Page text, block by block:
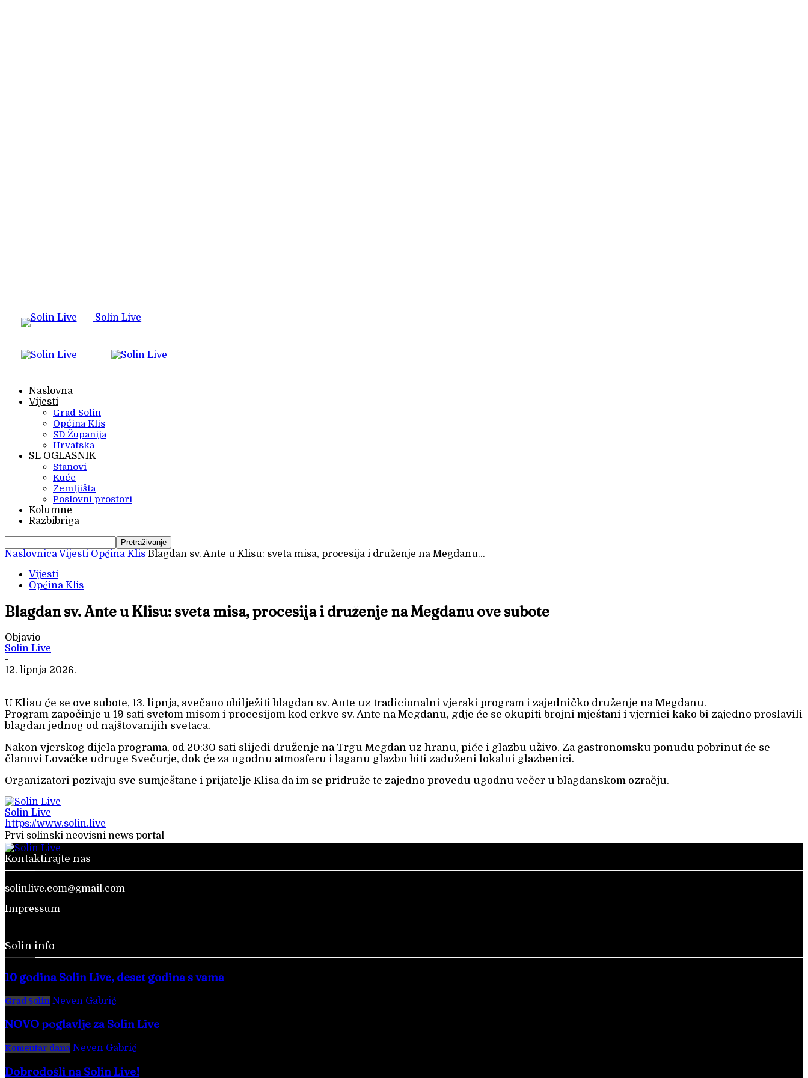
Solin Live
Naslovna
Vijesti
Grad Solin
Općina Klis
SD Županija
Hrvatska
SL OGLASNIK
Stanovi
Kuće
Zemljišta
Poslovni prostori
Kolumne
Razbibriga
NaslovnicaVijesti Općina Klis Blagdan sv. Ante u Klisu: sveta misa, procesija i druženje na Megdanu...
Vijesti
Općina Klis
Blagdan sv. Ante u Klisu: sveta misa, procesija i druženje na Megdanu ove subote
Objavio
Solin Live
-
12. lipnja 2026.
U Klisu će se ove subote, 13. lipnja, svečano obilježiti blagdan sv. Ante uz tradicionalni vjerski program i zajedničko druženje na Megdanu.
Program započinje u 19 sati svetom misom i procesijom kod crkve sv. Ante na Megdanu, gdje će se okupiti brojni mještani i vjernici kako bi zajedno proslavili
blagdan jednog od najštovanijih svetaca.
Nakon vjerskog dijela programa, od 20:30 sati slijedi druženje na Trgu Megdan uz hranu, piće i glazbu uživo. Za gastronomsku ponudu pobrinut će se
članovi Lovačke udruge Svečurje, dok će za ugodnu atmosferu i laganu glazbu biti zaduženi lokalni glazbenici.
Organizatori pozivaju sve sumještane i prijatelje Klisa da im se pridruže te zajedno provedu ugodnu večer u blagdanskom ozračju.
Solin Live
https://www.solin.live
Prvi solinski neovisni news portal
Kontaktirajte nas
solinlive.com@gmail.com
Impressum
Solin info
10 godina Solin Live, deset godina s vama
Grad Solin Neven Gabrić
NOVO poglavlje za Solin Live
Komentar dana Neven Gabrić
Dobrodošli na Solin Live!